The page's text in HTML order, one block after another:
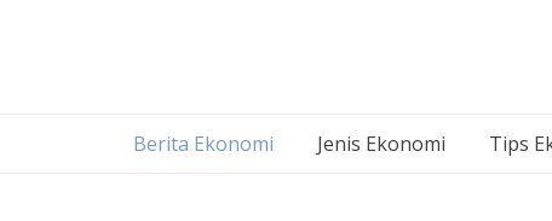
Berita Ekonomi Jenis Ekonomi Tips